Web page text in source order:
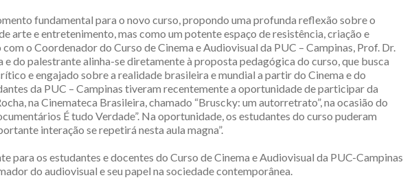
fundamental para o novo curso, propondo uma profunda reflexão sobre o
arte e entretenimento, mas como um potente espaço de resistência, criação e
o Coordenador do Curso de Cinema e Audiovisual da PUC – Campinas, Prof. Dr.
e do palestrante alinha-se diretamente à proposta pedagógica do curso, que busca
e engajado sobre a realidade brasileira e mundial a partir do Cinema e do
da PUC – Campinas tiveram recentemente a oportunidade de participar da
na Cinemateca Brasileira, chamado “Bruscky: um autorretrato”, na ocasião do
É tudo Verdade”. Na oportunidade, os estudantes do curso puderam
interação se repetirá nesta aula magna”.
para os estudantes e docentes do Curso de Cinema e Audiovisual da PUC-Campinas
do audiovisual e seu papel na sociedade contemporânea.